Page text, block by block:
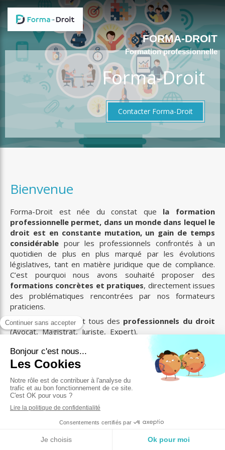
FORMA-DROIT
Formation professionnelle
Forma-Droit
Contacter Forma-Droit
Bienvenue
Forma-Droit est née du constat que la formation
professionnelle permet, dans un monde dans lequel le
droit est en constante mutation, un gain de temps
considérable pour les professionnels confrontés à un
quotidien de plus en plus marqué par les évolutions
législatives, tant en matière juridique que de compliance.
C’est pourquoi nous avons souhaité proposer des
formations concrètes et pratiques, directement issues
des problématiques rencontrées par nos formateurs
praticiens.
Nos formateurs sont tous des professionnels du droit
(Avocat, Magistrat, Juriste, Expert).
En parallèle de son activité de formateur, chacun exerce
une activité en lien avec le domaine du droit qu'il enseigne,
ce qui permet d'allier des connaissances techniques à
une approche concrèteindispensable à la mise en
pratique de la formation.
Pour certaines formations, les formateurs seront
accompagnés deprofessionnels non juristes du
afin d'assurer une formation essentiellement